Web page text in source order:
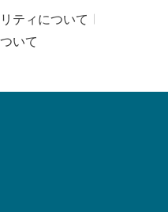
ティについて
いて